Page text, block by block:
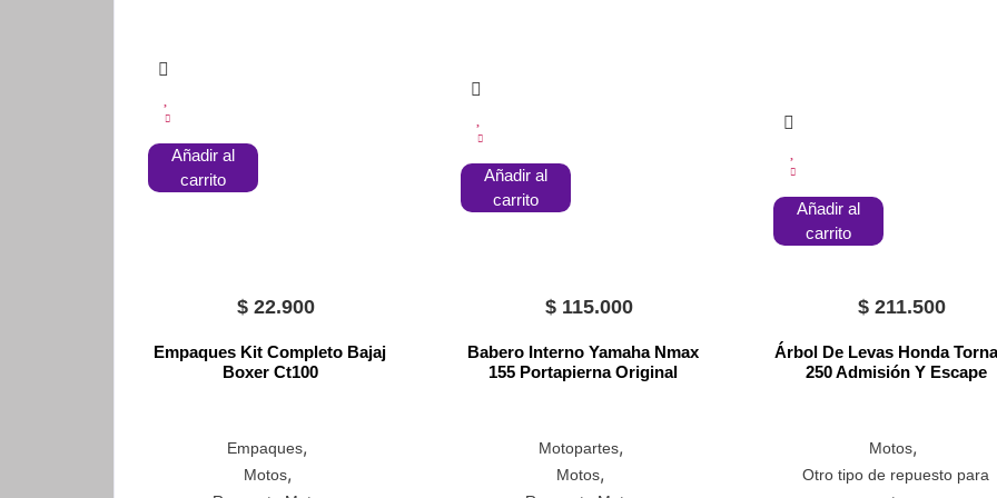
Añadir al
carrito
Añadir al
carrito
Añadir al
carrito
$22.900
Empaques Kit Completo Bajaj
Boxer Ct100
Empaques,
Motos,
$115.000
Babero Interno Yamaha Nmax
155 Portapierna Original
Motopartes,
Motos,
$211.500
Árbol De Levas Honda
250 Admisión Y Escape
Motos,
Otro tipo de repuesto para